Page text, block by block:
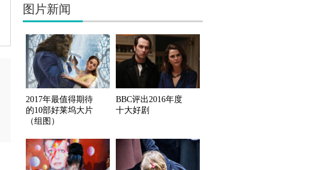
图片新闻
2017年最值得期待
的10部好莱坞大片
（组图）
BBC评出2016年度
十大好剧